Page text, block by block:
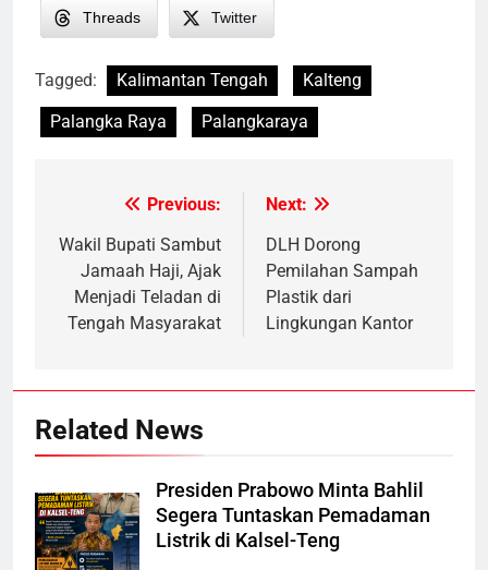
Threads Twitter
Tagged: Kalimantan Tengah
Kalteng
Palangka Raya
Palangkaraya
navigation
Previous:
Wakil Bupati Sambut
Jamaah Haji, Ajak
Menjadi Teladan di
Tengah Masyarakat
Next:
DLH Dorong
Pemilahan Sampah
Plastik dari
Lingkungan Kantor
Related News
Presiden Prabowo Minta Bahlil
Segera Tuntaskan Pemadaman
Listrik di Kalsel-Teng